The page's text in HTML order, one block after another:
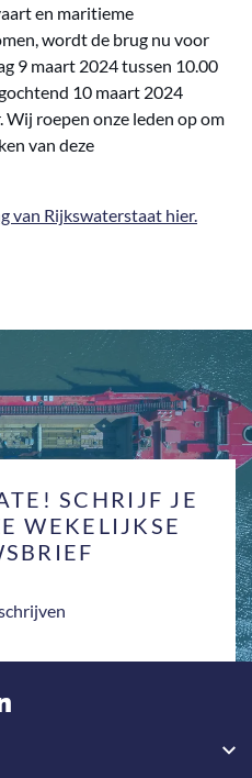
en maritieme
wordt de brug nu voor
9 maart 2024 tussen 10.00
10 maart 2024
Wij roepen onze leden op om
van deze
van Rijkswaterstaat hier.
SCHRIJF JE
WEKELIJKSE